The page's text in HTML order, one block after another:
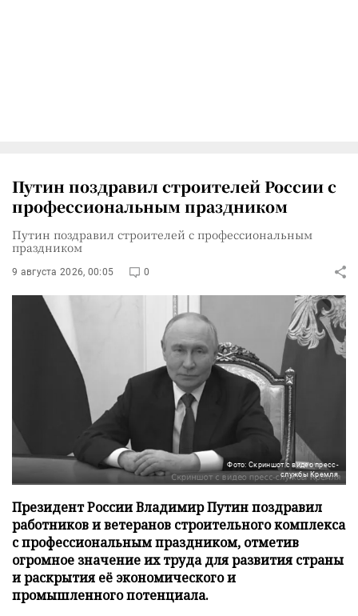
Путин поздравил строителей России с
профессиональным праздником
Путин поздравил строителей с профессиональным
праздником
9 августа 2026, 00:05 0
Фото: Скриншот с видео пресс-
службы Кремля
Президент России Владимир Путин поздравил
работников и ветеранов строительного комплекса
с профессиональным праздником, отметив
огромное значение их труда для развития страны
и раскрытия её экономического и
промышленного потенциала.